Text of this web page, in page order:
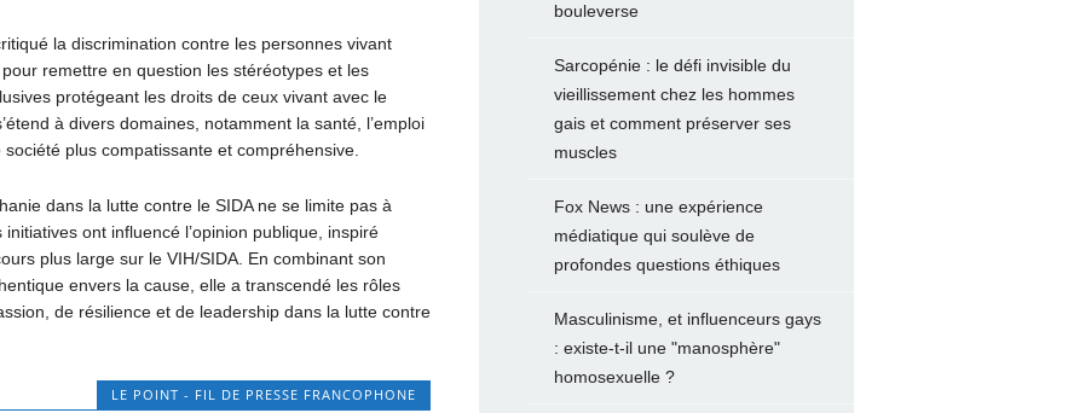
la discrimination contre les personnes vivant
remettre en question les stéréotypes et les
protégeant les droits de ceux vivant avec le
à divers domaines, notamment la santé, l’emploi
plus compatissante et compréhensive.
dans la lutte contre le SIDA ne se limite pas à
ont influencé l’opinion publique, inspiré
plus large sur le VIH/SIDA. En combinant son
envers la cause, elle a transcendé les rôles
de résilience et de leadership dans la lutte contre
LE POINT - FIL DE PRESSE FRANCOPHONE
bouleverse
Sarcopénie : le défi invisible du
vieillissement chez les hommes
gais et comment préserver ses
muscles
Fox News : une expérience
médiatique qui soulève de
profondes questions éthiques
Masculinisme, et influenceurs gays
: existe-t-il une "manosphère"
homosexuelle ?